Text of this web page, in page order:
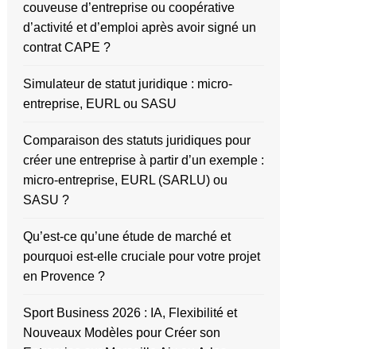
couveuse d’entreprise ou coopérative
d’activité et d’emploi après avoir signé un
contrat CAPE ?
Simulateur de statut juridique : micro-
entreprise, EURL ou SASU
Comparaison des statuts juridiques pour
créer une entreprise à partir d’un exemple :
micro-entreprise, EURL (SARLU) ou
SASU ?
Qu’est-ce qu’une étude de marché et
pourquoi est-elle cruciale pour votre projet
en Provence ?
Sport Business 2026 : IA, Flexibilité et
Nouveaux Modèles pour Créer son